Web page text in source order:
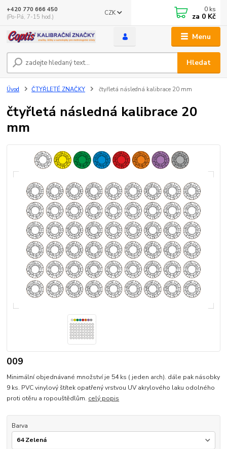
Menu
CZK
Hledat
+420 770 666 450
(Po-Pá, 7-15 hod.)
0 ks
za 0 Kč
Úvod ČTYŘLETÉ ZNAČKY čtyřletá následná kalibrace 20 mm
čtyřletá následná kalibrace 20
mm
009
Minimální objednávané množství je 54 ks ( jeden arch). dále pak násobky
9 ks. PVC vinylový štítek opatřený vrstvou UV akrylového laku odolného
proti otěru a ropouštědlům. celý popis
Barva